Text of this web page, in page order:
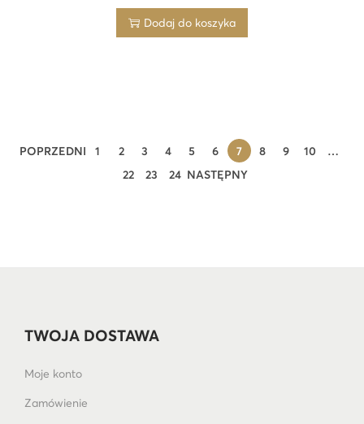
Dodaj do koszyka
POPRZEDNI 1 2 3 4 5 6 7 8 9 10
…
22
23 24 NASTĘPNY
TWOJA DOSTAWA
Moje konto
Zamówienie